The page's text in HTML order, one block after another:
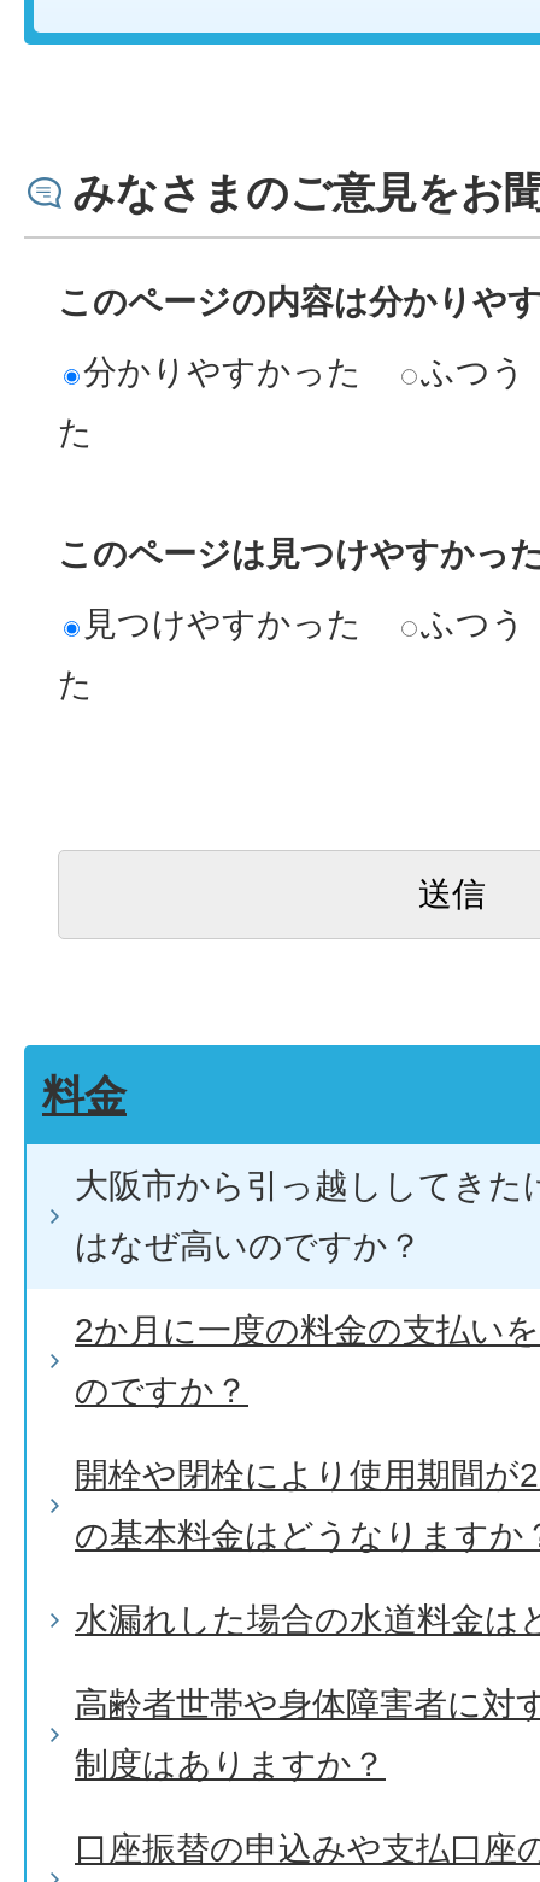
みなさまのご意見をお
このページの内容は分かりや
分かりやすかった
ふつう
た
このページは見つけやすかっ
見つけやすかった
ふつう
た
料金
大阪市から引っ越ししてきた
はなぜ高いのですか？
2か月に一度の料金の支払い
のですか？
開栓や閉栓により使用期間が
の基本料金はどうなりますか
水漏れした場合の水道料金は
高齢者世帯や身体障害者に対
制度はありますか？
口座振替の申込みや支払口座